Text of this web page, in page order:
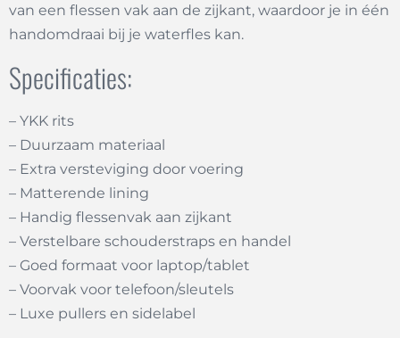
van een flessen vak aan de zijkant, waardoor je in één
handomdraai bij je waterfles kan.
Specificaties:
– YKK rits
– Duurzaam materiaal
– Extra versteviging door voering
– Matterende lining
– Handig flessenvak aan zijkant
– Verstelbare schouderstraps en handel
– Goed formaat voor laptop/tablet
– Voorvak voor telefoon/sleutels
– Luxe pullers en sidelabel